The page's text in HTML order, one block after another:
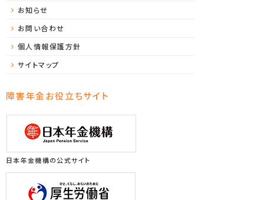
お知らせ
お問い合わせ
個人情報保護方針
サイトマップ
障害年金お役立ちサイト
日本年金機構の公式サイト